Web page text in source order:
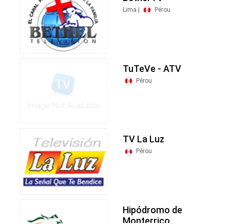
Lima | Pérou
TuTeVe - ATV
Pérou
TV La Luz
Pérou
Hipódromo de
Monterrico